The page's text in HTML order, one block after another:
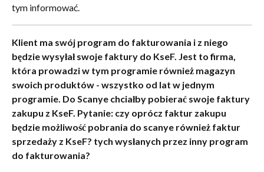
tym informować.
Klient ma swój program do fakturowania i z niego
będzie wysyłał swoje faktury do KseF. Jest to firma,
która prowadzi w tym programie również magazyn
swoich produktów - wszystko od lat w jednym
programie. Do Scanye chciałby pobierać swoje faktury
zakupu z KseF. Pytanie: czy oprócz faktur zakupu
będzie możliwość pobrania do scanye również faktur
sprzedaży z KseF? tych wysłanych przez inny program
do fakturowania?